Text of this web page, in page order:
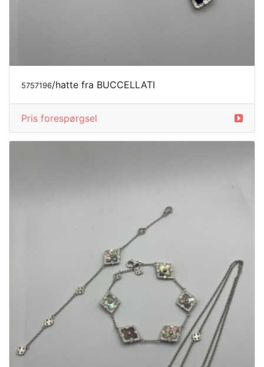
5757196/hatte fra BUCCELLATI
Pris forespørgsel